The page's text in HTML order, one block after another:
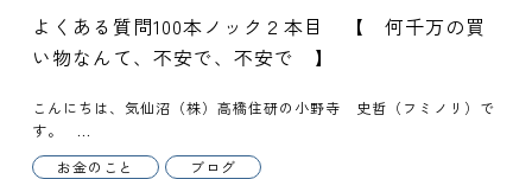
よくある質問100本ノック２本目 【 何千万の買
い物なんて、不安で、不安で 】
こんにちは、気仙沼（株）高橋住研の小野寺 史哲（フミノリ）で
す。 ...
お金のこと
ブログ